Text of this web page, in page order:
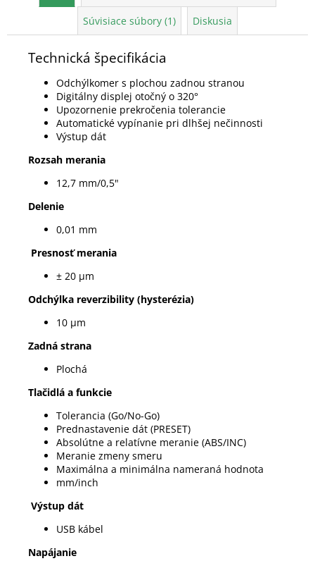
Súvisiace súbory (1) Diskusia
Technická špecifikácia
Odchýlkomer s plochou zadnou stranou
Digitálny displej otočný o 320°
Upozornenie prekročenia tolerancie
Automatické vypínanie pri dlhšej nečinnosti
Výstup dát
Rozsah merania
12,7 mm/0,5"
Delenie
0,01 mm
Presnosť merania
± 20 µm
Odchýlka reverzibility (hysterézia)
10 µm
Zadná strana
Plochá
Tlačidlá a funkcie
Tolerancia (Go/No-Go)
Prednastavenie dát (PRESET)
Absolútne a relatívne meranie (ABS/INC)
Meranie zmeny smeru
Maximálna a minimálna nameraná hodnota
mm/inch
Výstup dát
USB kábel
Napájanie